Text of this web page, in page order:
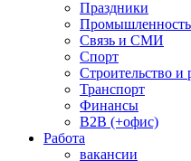
Праздники
Промышленность
Связь и СМИ
Спорт
Строительство и
Транспорт
Финансы
B2B (+офис)
Работа
вакансии